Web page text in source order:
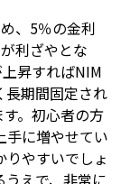
、5％の金利
利ざやとな
昇すればNIM
長期間固定され
。初心者の方
手に増やせてい
りやすいでしょ
うえで、非常に